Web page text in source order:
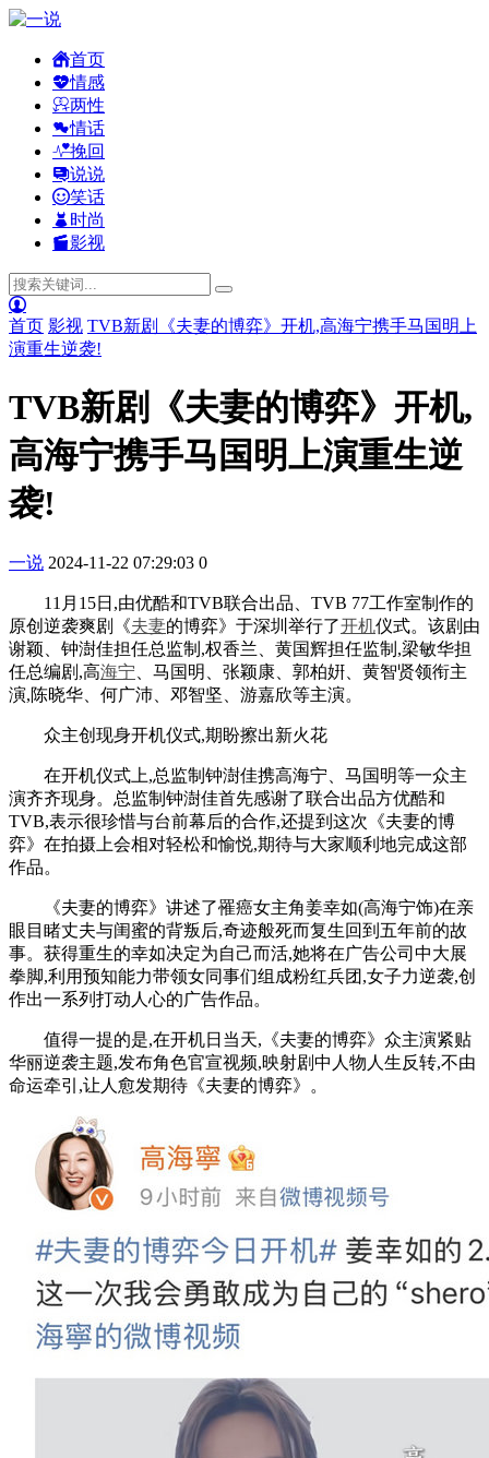
首页
情感
两性
情话
挽回
说说
笑话
时尚
影视
首页 影视 TVB新剧《夫妻的博弈》开机,高海宁携手马国明上
演重生逆袭!
TVB新剧《夫妻的博弈》开机,
高海宁携手马国明上演重生逆
袭!
一说 2024-11-22 07:29:03 0
11月15日,由优酷和TVB联合出品、TVB 77工作室制作的
原创逆袭爽剧《夫妻的博弈》于深圳举行了开机仪式。该剧由
谢颖、钟澍佳担任总监制,权香兰、黄国辉担任监制,梁敏华担
任总编剧,高海宁 、马国明、张颖康、郭柏姸、黄智贤领衔主
演,陈晓华、何广沛、邓智坚、游嘉欣等主演。
众主创现身开机仪式,期盼擦出新火花
在开机仪式上,总监制钟澍佳携高海宁、马国明等一众主
演齐齐现身。总监制钟澍佳首先感谢了联合出品方优酷和
TVB,表示很珍惜与台前幕后的合作,还提到这次《夫妻的博
弈》在拍摄上会相对轻松和愉悦,期待与大家顺利地完成这部
作品。
《夫妻的博弈》讲述了罹癌女主角姜幸如(高海宁饰)在亲
眼目睹丈夫与闺蜜的背叛后,奇迹般死而复生回到五年前的故
事。获得重生的幸如决定为自己而活,她将在广告公司中大展
拳脚,利用预知能力带领女同事们组成粉红兵团,女子力逆袭,创
作出一系列打动人心的广告作品。
值得一提的是,在开机日当天,《夫妻的博弈》众主演紧贴
华丽逆袭主题,发布角色官宣视频,映射剧中人物人生反转,不由
命运牵引,让人愈发期待《夫妻的博弈》。